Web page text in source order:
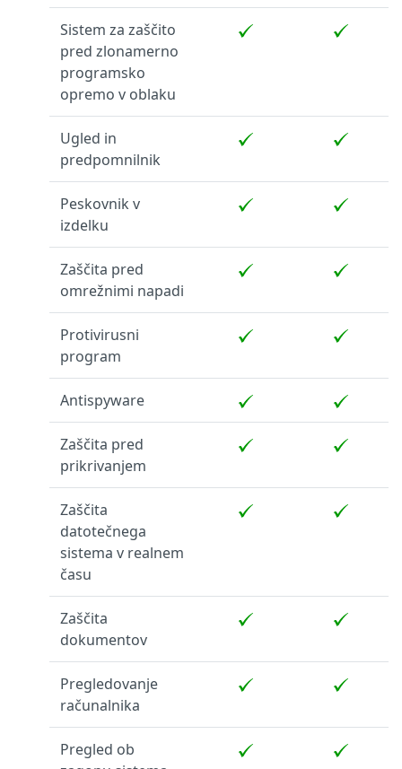
Sistem za zaščito
pred zlonamerno
programsko
opremo v oblaku
Ugled in
predpomnilnik
Peskovnik v
izdelku
Zaščita pred
omrežnimi napadi
Protivirusni
program
Antispyware
Zaščita pred
prikrivanjem
Zaščita
datotečnega
sistema v realnem
času
Zaščita
dokumentov
Pregledovanje
računalnika
Pregled ob